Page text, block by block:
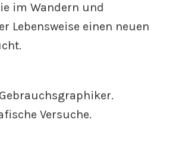
im Wandern und
Lebensweise einen neuen
Versuche.